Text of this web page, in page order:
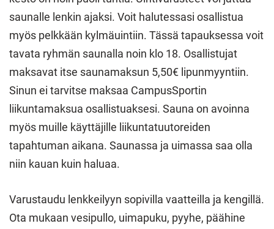
saunalle lenkin ajaksi. Voit halutessasi osallistua
myös pelkkään kylmäuintiin. Tässä tapauksessa voit
tavata ryhmän saunalla noin klo 18. Osallistujat
maksavat itse saunamaksun 5,50€ lipunmyyntiin.
Sinun ei tarvitse maksaa CampusSportin
liikuntamaksua osallistuaksesi. Sauna on avoinna
myös muille käyttäjille liikuntatuutoreiden
tapahtuman aikana. Saunassa ja uimassa saa olla
niin kauan kuin haluaa.
Varustaudu lenkkeilyyn sopivilla vaatteilla ja kengillä.
Ota mukaan vesipullo, uimapuku, pyyhe, päähine